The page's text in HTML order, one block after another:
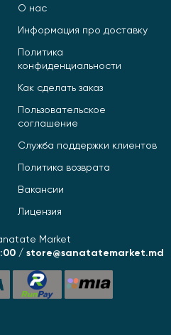
О нас
Информация про доставку
Политика
конфиденциальности
Как сделать заказ
Пользовательское
соглашение
Служба поддержки клиентов
Политика возврата
Вакансии
Лицензия
Market
/ store@sanatatemarket.md